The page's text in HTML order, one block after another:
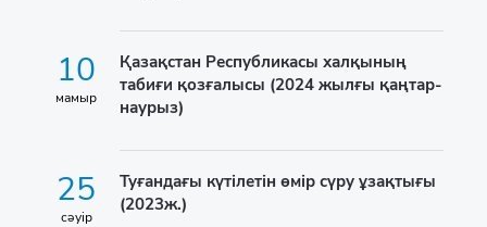
10
мамыр
Қазақстан Республикасы халқының
табиғи қозғалысы (2024 жылғы қаңтар-
наурыз)
25
сәуір
Туғандағы күтілетін өмір сүру ұзақтығы
(2023ж.)